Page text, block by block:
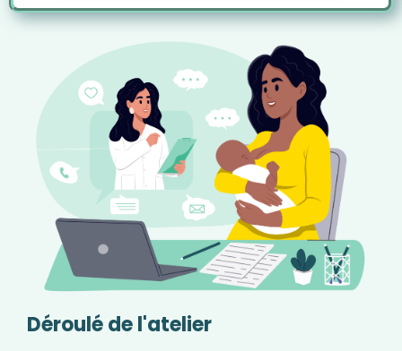
Déroulé de l'atelier